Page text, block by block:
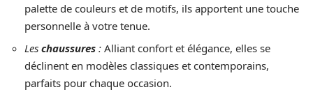
palette de couleurs et de motifs, ils apportent une touche
personnelle à votre tenue.
Les chaussures : Alliant confort et élégance, elles se
déclinent en modèles classiques et contemporains,
parfaits pour chaque occasion.